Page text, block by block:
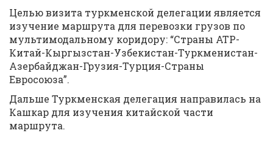
Целью визита туркменской делегации является
изучение маршрута для перевозки грузов по
мультимодальному коридору: “Страны АТР-
Китай-Кыргызстан-Узбекистан-Туркменистан-
Азербайджан-Грузия-Турция-Страны
Евросоюза”.
Дальше Туркменская делегация направилась на
Кашкар для изучения китайской части
маршрута.